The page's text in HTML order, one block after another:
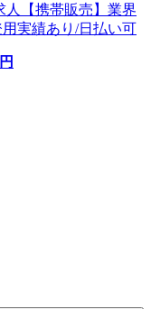
【携帯販売】業界
実績あり/日払い可
円